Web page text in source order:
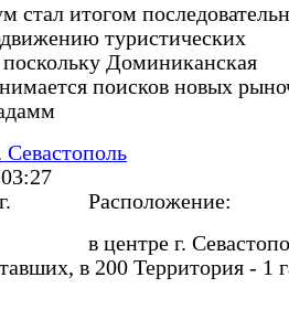
стал итогом
туристических
Доминиканская
поисков новых
Расположение:
в центре г.
в 200 Территория - 1